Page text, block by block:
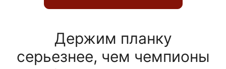
Держим планку
серьезнее, чем чемпионы